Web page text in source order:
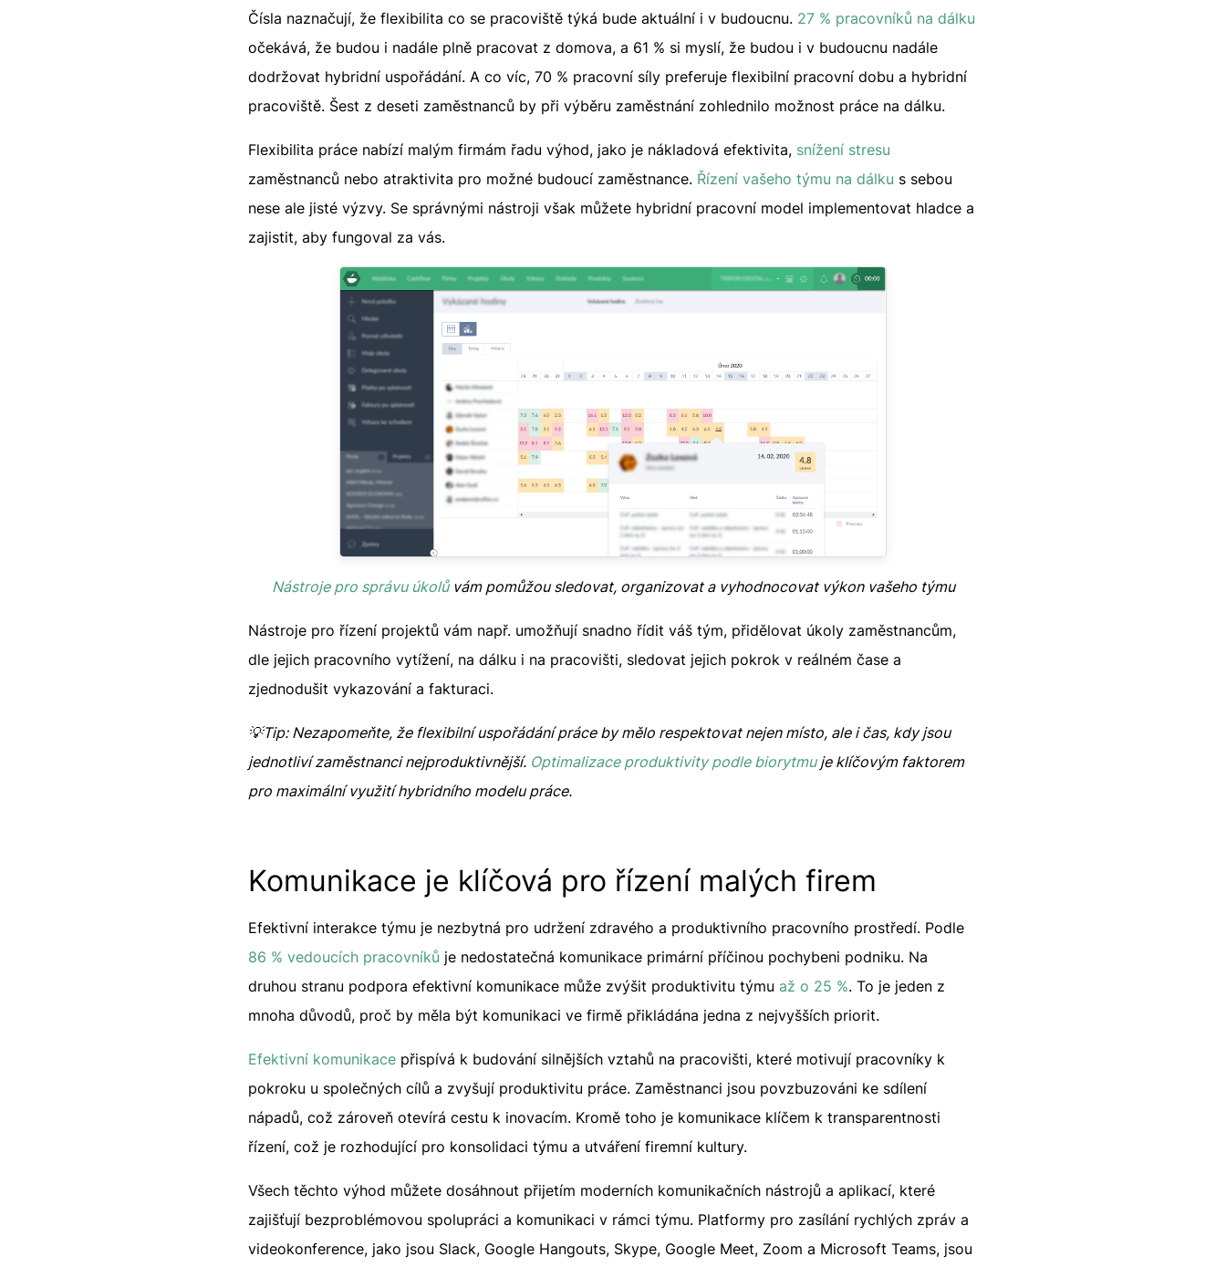
Čísla naznačují, že flexibilita co se pracoviště týká bude aktuální i v budoucnu. 27 % pracovníků na dálku
očekává, že budou i nadále plně pracovat z domova, a 61 % si myslí, že budou i v budoucnu nadále
dodržovat hybridní uspořádání. A co víc, 70 % pracovní síly preferuje flexibilní pracovní dobu a hybridní
pracoviště. Šest z deseti zaměstnanců by při výběru zaměstnání zohlednilo možnost práce na dálku.
Flexibilita práce nabízí malým firmám řadu výhod, jako je nákladová efektivita, snížení stresu
zaměstnanců nebo atraktivita pro možné budoucí zaměstnance. Řízení vašeho týmu na dálku s sebou
nese ale jisté výzvy. Se správnými nástroji však můžete hybridní pracovní model implementovat hladce a
zajistit, aby fungoval za vás.
Nástroje pro správu úkolůvám pomůžou sledovat, organizovat a vyhodnocovat výkon vašeho týmu
Nástroje pro řízení projektů vám např. umožňují snadno řídit váš tým, přidělovat úkoly zaměstnancům,
dle jejich pracovního vytížení, na dálku i na pracovišti, sledovat jejich pokrok v reálném čase a
zjednodušit vykazování a fakturaci.
💡Tip: Nezapomeňte, že flexibilní uspořádání práce by mělo respektovat nejen místo, ale i čas, kdy jsou
jednotliví zaměstnanci nejproduktivnější. Optimalizace produktivity podle biorytmuje klíčovým faktorem
pro maximální využití hybridního modelu práce.
Komunikace je klíčová pro řízení malých firem
Efektivní interakce týmu je nezbytná pro udržení zdravého a produktivního pracovního prostředí. Podle
86 % vedoucích pracovníků je nedostatečná komunikace primární příčinou pochybeni podniku. Na
druhou stranu podpora efektivní komunikace může zvýšit produktivitu týmu až o 25 %. To je jeden z
mnoha důvodů, proč by měla být komunikaci ve firmě přikládána jedna z nejvyšších priorit.
Efektivní komunikace přispívá k budování silnějších vztahů na pracovišti, které motivují pracovníky k
pokroku u společných cílů a zvyšují produktivitu práce. Zaměstnanci jsou povzbuzováni ke sdílení
nápadů, což zároveň otevírá cestu k inovacím. Kromě toho je komunikace klíčem k transparentnosti
řízení, což je rozhodující pro konsolidaci týmu a utváření firemní kultury.
Všech těchto výhod můžete dosáhnout přijetím moderních komunikačních nástrojů a aplikací, které
zajišťují bezproblémovou spolupráci a komunikaci v rámci týmu. Platformy pro zasílání rychlých zpráv a
videokonference, jako jsou Slack, Google Hangouts, Skype, Google Meet, Zoom a Microsoft Teams, jsou